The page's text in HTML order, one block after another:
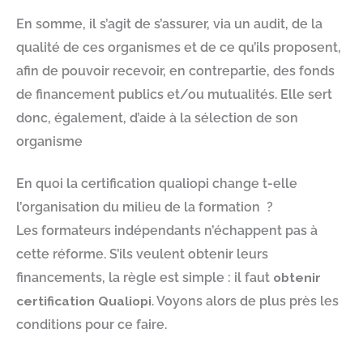
En somme, il s’agit de s’assurer, via un audit, de la
qualité de ces organismes et de ce qu’ils proposent,
afin de pouvoir recevoir, en contrepartie, des fonds
de financement publics et/ou mutualités. Elle sert
donc, également, d’aide à la sélection de son
organisme
En quoi la certification qualiopi change t-elle
l’organisation du milieu de la formation ?
Les formateurs indépendants n’échappent pas à
cette réforme. S’ils veulent obtenir leurs
financements, la règle est simple : il faut obtenir
certification Qualiopi. Voyons alors de plus près les
conditions pour ce faire.